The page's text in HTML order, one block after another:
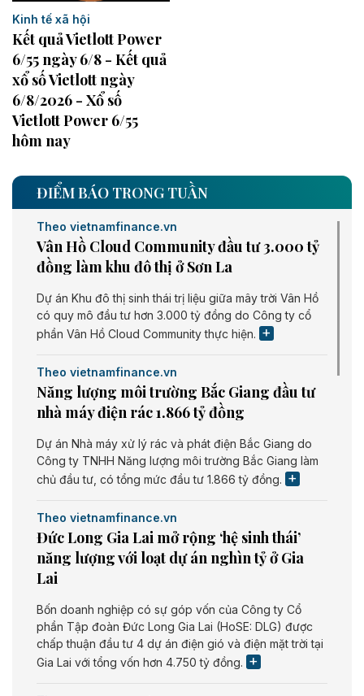
Kinh tế xã hội
Kết quả Vietlott Power
6/55 ngày 6/8 - Kết quả
xổ số Vietlott ngày
6/8/2026 - Xổ số
Vietlott Power 6/55
hôm nay
ĐIỂM BÁO TRONG TUẦN
Theo vietnamfinance.vn
Vân Hồ Cloud Community đầu tư 3.000 tỷ
đồng làm khu đô thị ở Sơn La
Dự án Khu đô thị sinh thái trị liệu giữa mây trời Vân Hồ
có quy mô đầu tư hơn 3.000 tỷ đồng do Công ty cổ
phần Vân Hồ Cloud Community thực hiện.
Theo vietnamfinance.vn
Năng lượng môi trường Bắc Giang đầu tư
nhà máy điện rác 1.866 tỷ đồng
Dự án Nhà máy xử lý rác và phát điện Bắc Giang do
Công ty TNHH Năng lượng môi trường Bắc Giang làm
chủ đầu tư, có tổng mức đầu tư 1.866 tỷ đồng.
Theo vietnamfinance.vn
Đức Long Gia Lai mở rộng ‘hệ sinh thái’
năng lượng với loạt dự án nghìn tỷ ở Gia
Lai
Bốn doanh nghiệp có sự góp vốn của Công ty Cổ
phần Tập đoàn Đức Long Gia Lai (HoSE: DLG) được
chấp thuận đầu tư 4 dự án điện gió và điện mặt trời tại
Gia Lai với tổng vốn hơn 4.750 tỷ đồng.